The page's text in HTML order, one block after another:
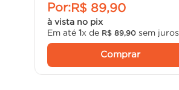
Por:R$ 89,90
à vista no pix
Em até 1x de R$ 89, 90sem juros
Comprar